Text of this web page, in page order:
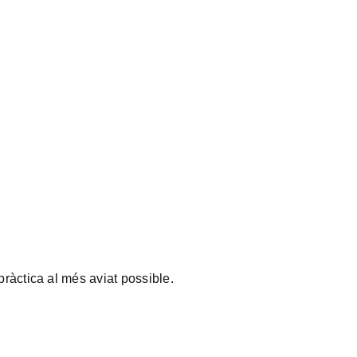
al més aviat possible.